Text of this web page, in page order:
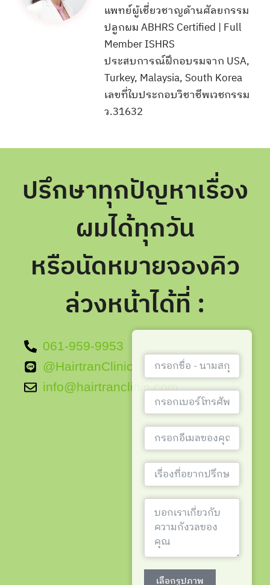
แพทย์ผู้เชี่ยวชาญด้านศัลยกรรม
ปลูกผม ABHRS Certified | Full
Member ISHRS
ประสบการณ์ฝึกอบรมจาก USA,
Turkey, Malaysia, South Korea
เลขที่ใบประกอบวิชาชีพเวชกรรม
ว.31632
ปรึกษาทุกปัญหาเรื่อง
ผมได้ทุกวัน
หรือนัดหมายจองคิว
ล่วงหน้าได้ที่ :
061-959-9953
@HairtranClinic
info@hairtranclinic.com
เลือกรูปภาพ